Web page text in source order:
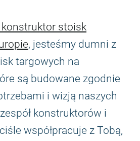
konstruktor stoisk
, jesteśmy dumni z
targowych na
są budowane zgodnie
i wizją naszych
konstruktorów i
współpracuje z Tobą,